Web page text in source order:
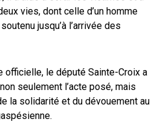
vies, dont celle d’un homme
jusqu’à l’arrivée des
officielle, le député Sainte-Croix a
seulement l’acte posé, mais
la solidarité et du dévouement au